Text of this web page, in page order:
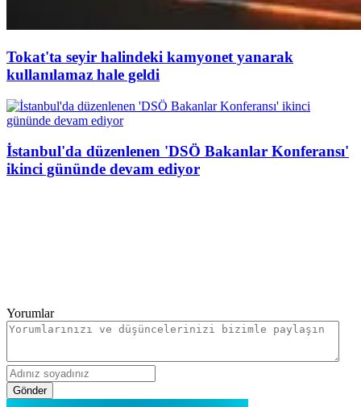
Tokat'ta seyir halindeki kamyonet yanarak
kullanılamaz hale geldi
İstanbul'da düzenlenen 'DSÖ Bakanlar Konferansı'
ikinci gününde devam ediyor
Yorumlar
Gönder